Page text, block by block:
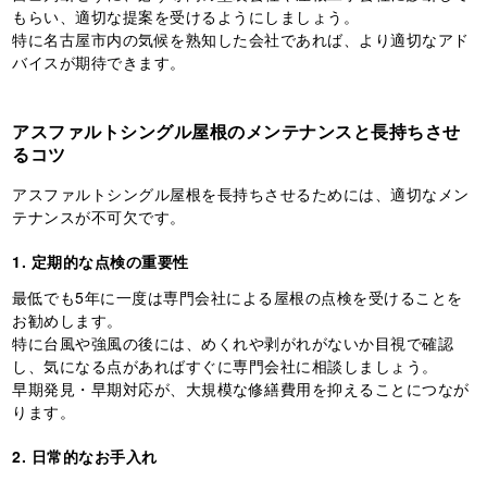
もらい、適切な提案を受けるようにしましょう。
特に名古屋市内の気候を熟知した会社であれば、より適切なアド
バイスが期待できます。
アスファルトシングル屋根のメンテナンスと長持ちさせ
るコツ
アスファルトシングル屋根を長持ちさせるためには、適切なメン
テナンスが不可欠です。
1. 定期的な点検の重要性
最低でも5年に一度は専門会社による屋根の点検を受けることを
お勧めします。
特に台風や強風の後には、めくれや剥がれがないか目視で確認
し、気になる点があればすぐに専門会社に相談しましょう。
早期発見・早期対応が、大規模な修繕費用を抑えることにつなが
ります。
2. 日常的なお手入れ